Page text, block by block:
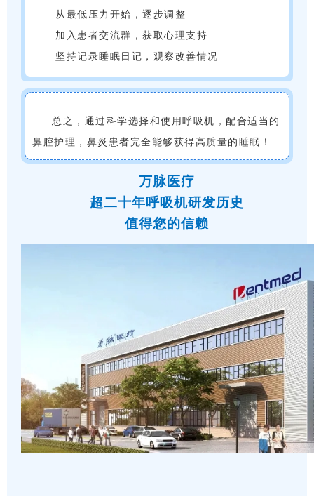
从最低压力开始，逐步调整
加入患者交流群，获取心理支持
坚持记录睡眠日记，观察改善情况
总之，通过科学选择和使用呼吸机，配合适当的
鼻腔护理，鼻炎患者完全能够获得高质量的睡眠！
万脉医疗
超二十年呼吸机研发历史
值得您的信赖